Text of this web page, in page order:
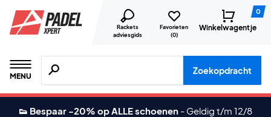
Rackets
adviesgids
Favorieten
(0)
0
Winkelwagentje
MENU
Zoeken naar producten, merken etc.
Zoekopdracht
👟 Bespaar -20% op ALLE schoenen - Geldig t/m 12/8